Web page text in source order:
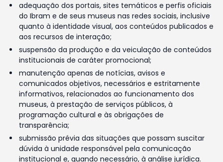
adequação dos portais, sites temáticos e perfis oficiais
do Ibram e de seus museus nas redes sociais, inclusive
quanto à identidade visual, aos conteúdos publicados e
aos recursos de interação;
suspensão da produção e da veiculação de conteúdos
institucionais de caráter promocional;
manutenção apenas de notícias, avisos e
comunicados objetivos, necessários e estritamente
informativos, relacionados ao funcionamento dos
museus, à prestação de serviços públicos, à
programação cultural e às obrigações de
transparência;
submissão prévia das situações que possam suscitar
dúvida à unidade responsável pela comunicação
institucional e, quando necessário, à análise jurídica.